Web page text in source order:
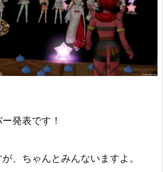
発表です！
、ちゃんとみんないますよ。